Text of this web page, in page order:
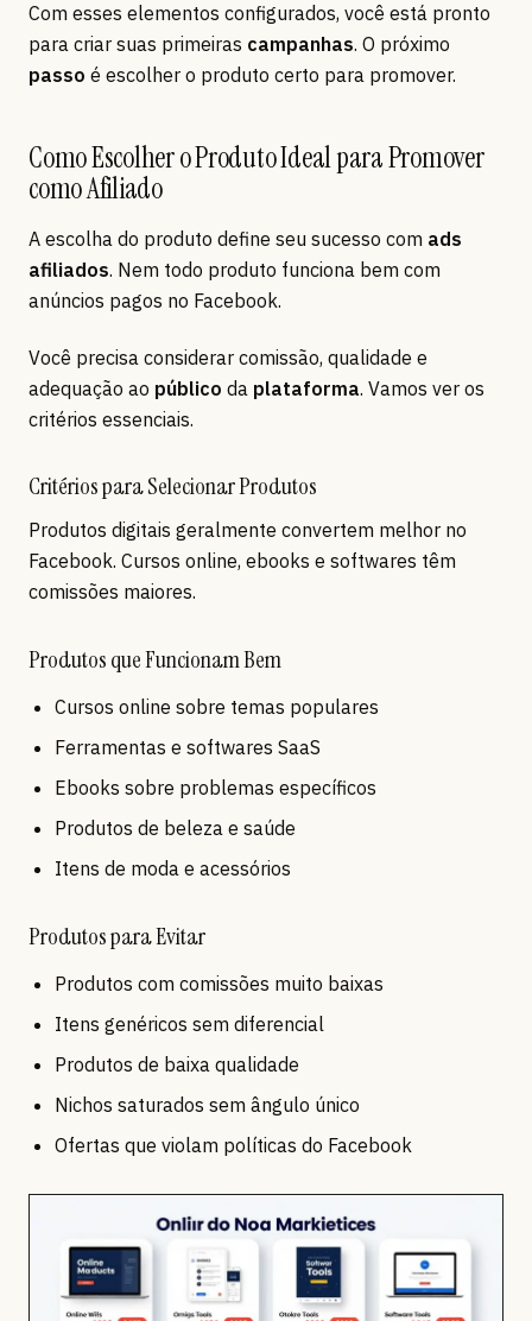
Com esses elementos configurados, você está pronto
para criar suas primeiras campanhas. O próximo
passo é escolher o produto certo para promover.
Como Escolher o Produto Ideal para Promover
como Afiliado
A escolha do produto define seu sucesso com ads
afiliados. Nem todo produto funciona bem com
anúncios pagos no Facebook.
Você precisa considerar comissão, qualidade e
adequação ao público da plataforma. Vamos ver os
critérios essenciais.
Critérios para Selecionar Produtos
Produtos digitais geralmente convertem melhor no
Facebook. Cursos online, ebooks e softwares têm
comissões maiores.
Produtos que Funcionam Bem
Cursos online sobre temas populares
Ferramentas e softwares SaaS
Ebooks sobre problemas específicos
Produtos de beleza e saúde
Itens de moda e acessórios
Produtos para Evitar
Produtos com comissões muito baixas
Itens genéricos sem diferencial
Produtos de baixa qualidade
Nichos saturados sem ângulo único
Ofertas que violam políticas do Facebook